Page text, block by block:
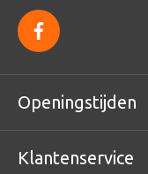
f
a
c
e
o
o
Openingstijden
Klantenservice